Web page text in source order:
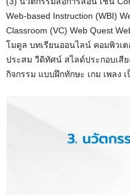
Web-based Instruction (WBI)
Classroom (VC) Web Quest
โมดูล บทเรียนออนไลน์ คอมพิวเ
ประสม วีดิทัศน์ สไลด์ประกอบเสี
กิจกรรม แบบฝึกทักษะ เกม เพลง